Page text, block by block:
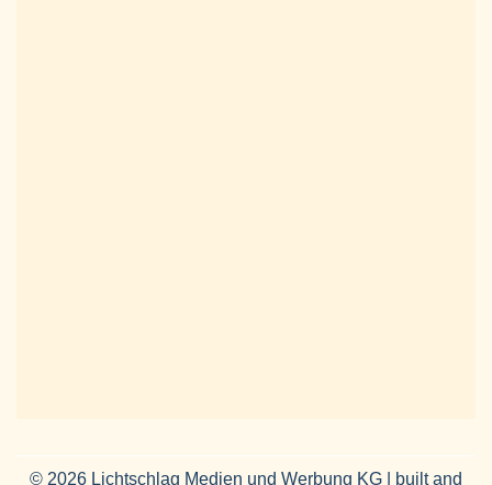
© 2026 Lichtschlag Medien und Werbung KG | built and